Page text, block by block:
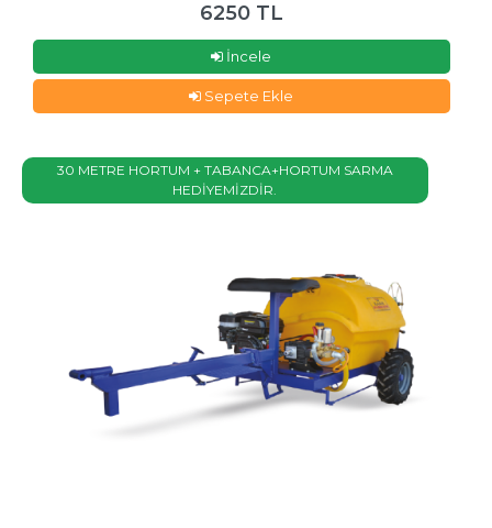
6250 TL
İncele
Sepete Ekle
30 METRE HORTUM + TABANCA+HORTUM SARMA
HEDİYEMİZDİR.